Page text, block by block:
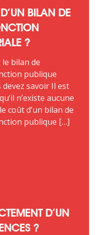
BILAN DE
?
bilan de
publique
savoir Il est
n’existe aucune
coût d’un bilan de
publique […]
D’UN
?